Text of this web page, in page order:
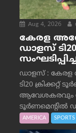
Aug 4, 2026
കേരള
ഡാളസ്
ഡാളസ് :
ടി20 ക്രിക്കറ്റ്
ആവേശകരവും
ടൂർണമെന്റിൽ
AMERICA SPORTS